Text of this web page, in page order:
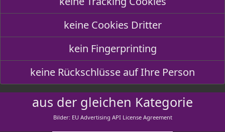
keine Cookies Dritter
kein Fingerprinting
keine Rückschlüsse auf Ihre Person
aus der gleichen Kategorie
Bilder: EU Advertising API License Agreement